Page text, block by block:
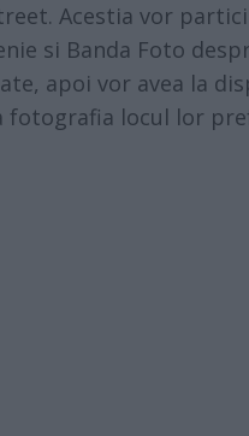
Acestia vor
si Banda Foto
apoi vor avea la
fotografia locul lor